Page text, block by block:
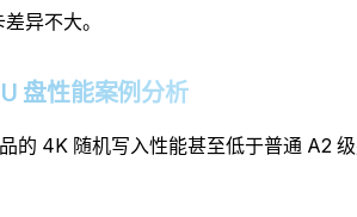
异不大。
盘性能案例分析
的 4K 随机写入性能甚至低于普通 A2